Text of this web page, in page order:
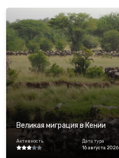
Великая миграция в Кении
Активность
Дата тура
16 августа 2026